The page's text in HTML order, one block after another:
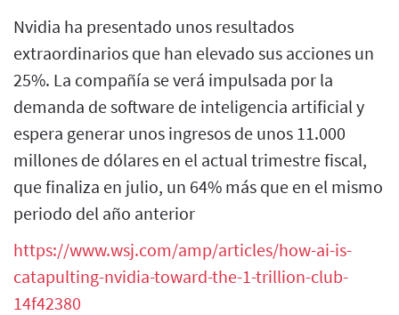
Nvidia ha presentado unos resultados
extraordinarios que han elevado sus acciones un
25%. La compañía se verá impulsada por la
demanda de software de inteligencia artificial y
espera generar unos ingresos de unos 11.000
millones de dólares en el actual trimestre fiscal,
que finaliza en julio, un 64% más que en el mismo
periodo del año anterior
https://www.wsj.com/amp/articles/how-ai-is-
catapulting-nvidia-toward-the-1-trillion-club-
14f42380